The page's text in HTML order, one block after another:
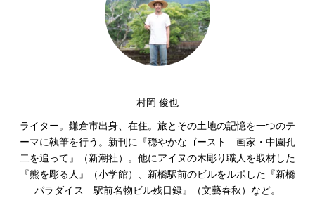
村岡 俊也
ライター。鎌倉市出身、在住。旅とその土地の記憶を一つのテ
ーマに執筆を行う。新刊に『穏やかなゴースト 画家・中園孔
二を追って』（新潮社）。他にアイヌの木彫り職人を取材した
『熊を彫る人』（小学館）、新橋駅前のビルをルポした『新橋
パラダイス 駅前名物ビル残日録』（文藝春秋）など。